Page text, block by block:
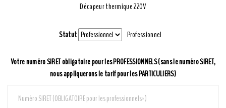
Décapeur thermique 220V
Statut Professionnel
Votre numéro SIRET obligatoire pour les PROFESSIONNELS (sans le numéro SIRET,
nous appliquerons le tarif pour les PARTICULIERS)